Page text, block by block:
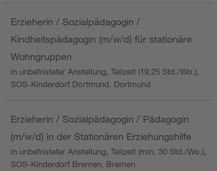
Erzieherin / Sozialpädagogin /
Kindheitspädagogin (m/w/d) für stationäre
Wohngruppen
in unbefristeter Anstellung, Teilzeit (19,25 Std./Wo.),
SOS-Kinderdorf Dortmund, Dortmund
Erzieherin / Sozialpädagogin / Pädagogin
(m/w/d) in der Stationären Erziehungshilfe
in unbefristeter Anstellung, Teilzeit (min. 30 Std./Wo.),
SOS-Kinderdorf Bremen, Bremen